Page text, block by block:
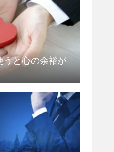
うと心の余裕が